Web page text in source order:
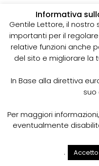
Spurgo
perché
I pozzi neri sono delle
per la raccolta
sistema di
spurgo dei pozzi
e prevenire il rischio
Lo spurgo dei pozzi
l’utilizzo di
Cerca
Informativa
Gentile Lettore, il nostro
importanti per il
relative funzioni anche
del sito e migliorare la
In Base alla direttiva
suo
Per maggiori
eventualmente
. Accetto